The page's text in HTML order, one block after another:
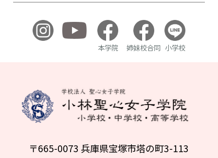
本学院 姉妹校合同 小学校
〒665-0073 兵庫県宝塚市塔の町3-113